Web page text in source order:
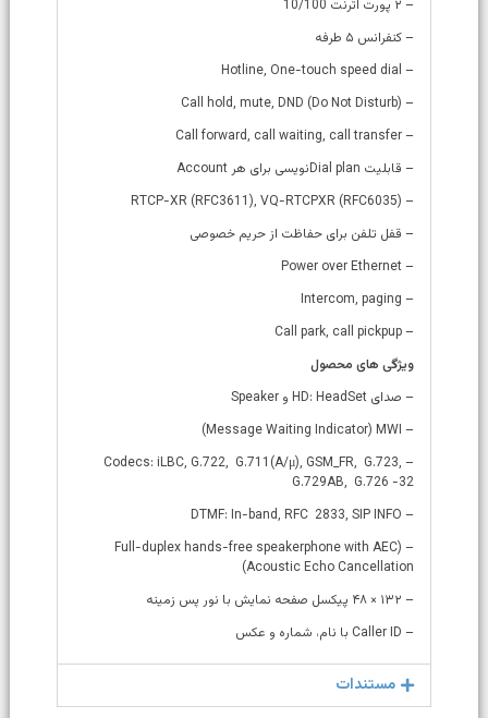
– ۲ پورت اترنت 10/100
– کنفرانس ۵ طرفه
– Hotline, One-touch speed dial
– (Call hold, mute, DND (Do Not Disturb
– Call forward, call waiting, call transfer
– قابلیت Dial planنویسی برای هر Account
– (RTCP-XR (RFC3611), VQ-RTCPXR (RFC6035
– قفل تلفن برای حفاظت از حریم خصوصی
– Power over Ethernet
– Intercom, paging
– Call park, call pickpup
ویژگی های محصول
– صدای HD: HeadSet و Speaker
– Message Waiting Indicator) MWI)
– Codecs: iLBC, G.722, G.711(A/μ), GSM_FR, G.723,
G.729AB, G.726 -32
– DTMF: In-band, RFC 2833, SIP INFO
– (Full-duplex hands-free speakerphone with AEC
(Acoustic Echo Cancellation
– ۱۳۲ × ۴۸ پیکسل صفحه نمایش با نور پس زمینه
– Caller ID با نام، شماره و عکس
مستندات